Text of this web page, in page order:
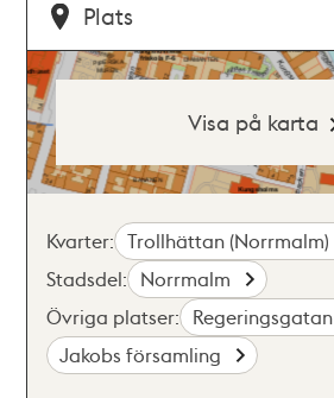
Plats
Visa på karta
Kvarter: Trollhättan (Norrmalm)
Stadsdel: Norrmalm
Övriga platser: Regeringsgatan
Jakobs församling